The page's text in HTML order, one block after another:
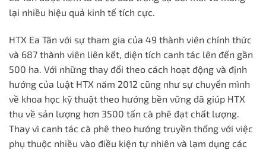
lại nhiều hiệu quả kinh tế tích cực.
HTX Ea Tân với sự tham gia của 49 thành viên chính thức
và 687 thành viên liên kết, diện tích canh tác lên đến gần
500 ha. Với những thay đổi theo cách hoạt động và định
hướng của luật HTX năm 2012 cũng như sự chuyển mình
về khoa học kỹ thuật theo hướng bền vững đã giúp HTX
thu về sản lượng hơn 3500 tấn cà phê đạt chất lượng.
Thay vì canh tác cà phê theo hướng truyền thống với việc
phụ thuộc nhiều vào điều kiện tự nhiên và lạm dụng các